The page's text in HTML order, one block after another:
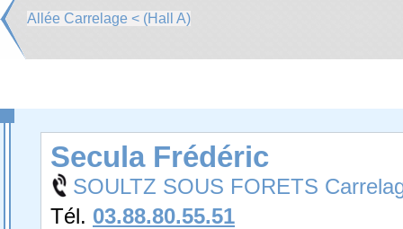
Allée Carrelage < (Hall A)
Secula Frédéric
SOULTZ SOUS FORETS
Tél. 03.88.80.55.51